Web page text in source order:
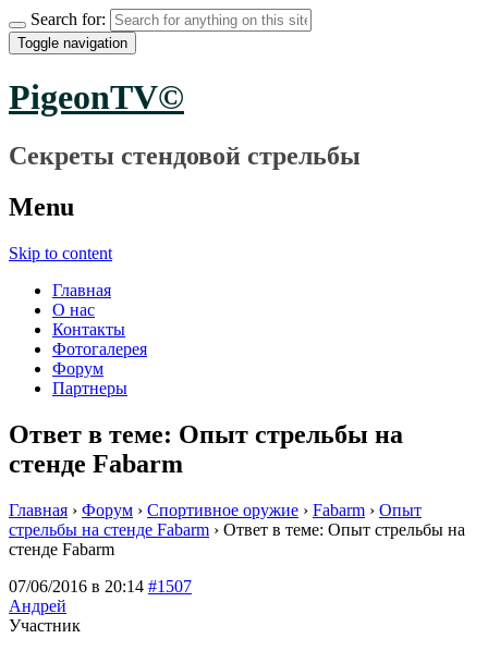
Search for:
Toggle navigation
PigeonTV©
Секреты стендовой стрельбы
Menu
Skip to content
Главная
О нас
Контакты
Фотогалерея
Форум
Партнеры
Ответ в теме: Опыт стрельбы на
стенде Fabarm
Главная › Форум › Спортивное оружие › Fabarm › Опыт
стрельбы на стенде Fabarm › Ответ в теме: Опыт стрельбы на
стенде Fabarm
07/06/2016 в 20:14 #1507
Андрей
Участник